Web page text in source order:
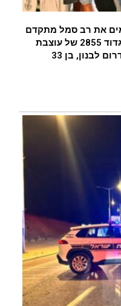
את רב סמל מתקדם
(במיל׳) תמיר וקנין ז"ל, לוחם בגדוד 2855 של עוצבת
חוד החנית (55), שנפל בקרב בדרום לבנון, בן 33